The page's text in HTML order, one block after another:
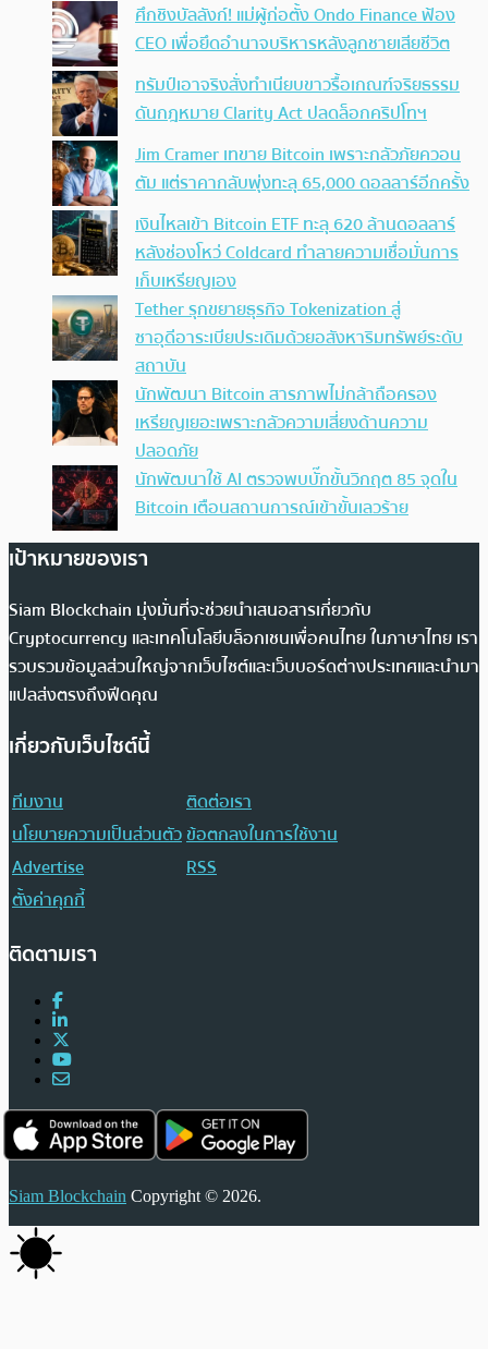
ศึกชิงบัลลังก์! แม่ผู้ก่อตั้ง Ondo Finance ฟ้อง
CEO เพื่อยึดอำนาจบริหารหลังลูกชายเสียชีวิต
ทรัมป์เอาจริง สั่งทำเนียบขาวรื้อเกณฑ์จริยธรรม
ดันกฎหมาย Clarity Act ปลดล็อกคริปโทฯ
Jim Cramer เทขาย Bitcoin เพราะกลัวภัยควอน
ตัม แต่ราคากลับพุ่งทะลุ 65,000 ดอลลาร์อีกครั้ง
เงินไหลเข้า Bitcoin ETF ทะลุ 620 ล้านดอลลาร์
หลังช่องโหว่ Coldcard ทำลายความเชื่อมั่นการ
เก็บเหรียญเอง
Tether รุกขยายธุรกิจ Tokenization สู่
ซาอุดีอาระเบียประเดิมด้วยอสังหาริมทรัพย์ระดับ
สถาบัน
นักพัฒนา Bitcoin สารภาพไม่กล้าถือครอง
เหรียญเยอะเพราะกลัวความเสี่ยงด้านความ
ปลอดภัย
นักพัฒนาใช้ AI ตรวจพบบั๊กขั้นวิกฤต 85 จุดใน
Bitcoin เตือนสถานการณ์เข้าขั้นเลวร้าย
เป้าหมายของเรา
Siam Blockchain มุ่งมั่นที่จะช่วยนำเสนอสารเกี่ยวกับ
Cryptocurrency และเทคโนโลยีบล็อกเชนเพื่อคนไทย ในภาษาไทย เรา
รวบรวมข้อมูลส่วนใหญ่จากเว็บไซต์และเว็บบอร์ดต่างประเทศและนำมา
แปลส่งตรงถึงฟีดคุณ
เกี่ยวกับเว็บไซต์นี้
ทีมงาน
ติดต่อเรา
นโยบายความเป็นส่วนตัวข้อตกลงในการใช้งาน
Advertise
RSS
ตั้งค่าคุกกี้
ติดตามเรา
Siam Blockchain Copyright © 2026.